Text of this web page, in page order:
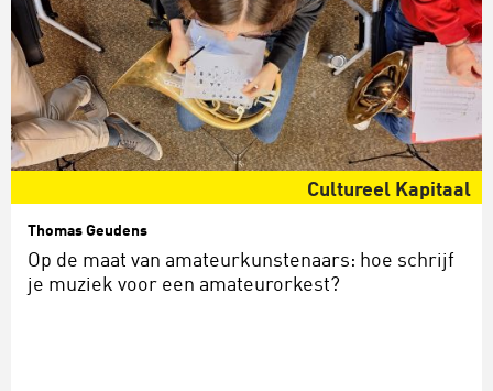
Cultureel Kapitaal
Thomas Geudens
Op de maat van amateurkunstenaars: hoe schrijf
je muziek voor een amateurorkest?